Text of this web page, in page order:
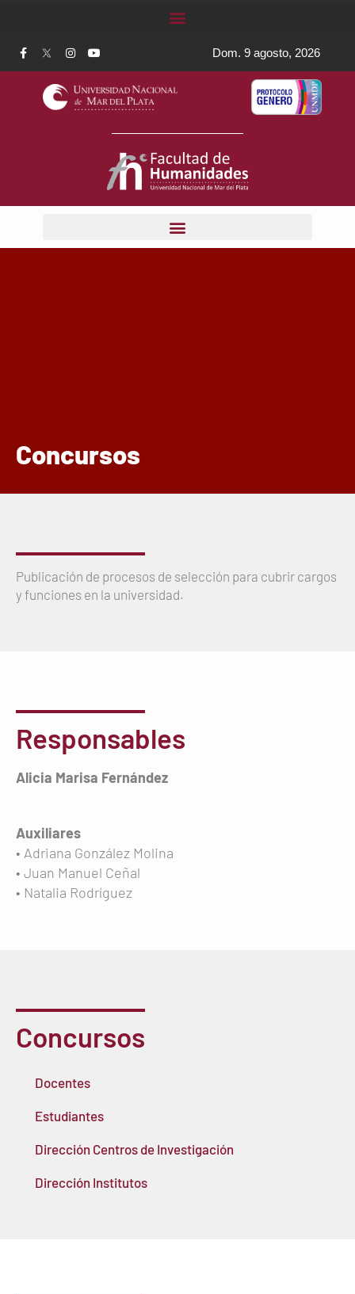
Dom. 9 agosto, 2026
Concursos
Publicación de procesos de selección para cubrir cargos
y funciones en la universidad.
Responsables
Alicia Marisa Fernández
Auxiliares
• Adriana González Molina
• Juan Manuel Ceñal
• Natalia Rodríguez
Concursos
Docentes
Estudiantes
Dirección Centros de Investigación
Dirección Institutos